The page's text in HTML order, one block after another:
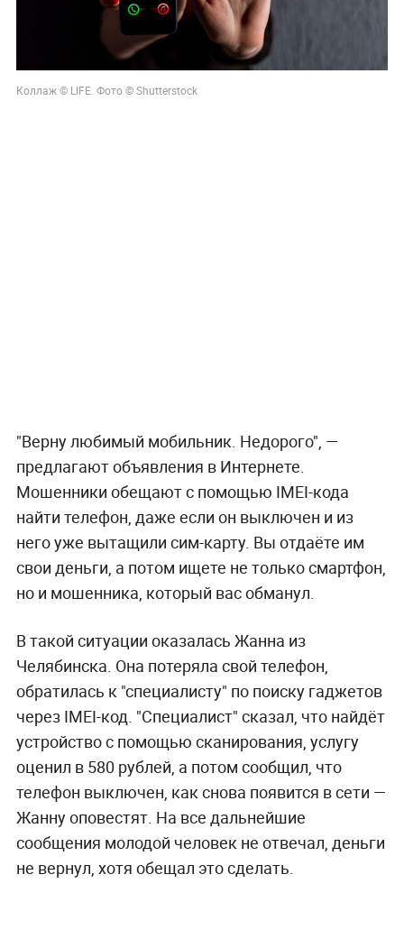
Коллаж © LIFE. Фото © Shutterstock
"Верну любимый мобильник. Недорого", —
предлагают объявления в Интернете.
Мошенники обещают с помощью IMEI-кода
найти телефон, даже если он выключен и из
него уже вытащили сим-карту. Вы отдаёте им
свои деньги, а потом ищете не только смартфон,
но и мошенника, который вас обманул.
В такой ситуации оказалась Жанна из
Челябинска. Она потеряла свой телефон,
обратилась к "специалисту" по поиску гаджетов
через IMEI-код. "Специалист" сказал, что найдёт
устройство с помощью сканирования, услугу
оценил в 580 рублей, а потом сообщил, что
телефон выключен, как снова появится в сети —
Жанну оповестят. На все дальнейшие
сообщения молодой человек не отвечал, деньги
не вернул, хотя обещал это сделать.